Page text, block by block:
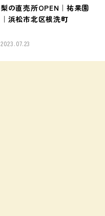
梨の直売所OPEN｜祐果園
｜浜松市北区根洗町
2023.07.23